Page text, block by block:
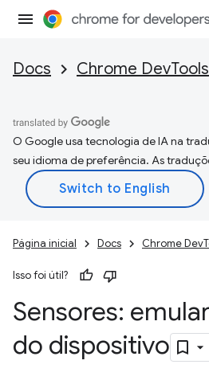
Docs Chrome DevTools
O Google usa tecnologia de IA na
seu idioma de preferência. As
Página inicial Docs Chrome
Isso foi útil?
Sensores:
do dispositivo